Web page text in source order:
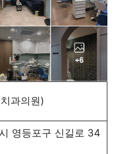
과의원)
영등포구 신길로 34